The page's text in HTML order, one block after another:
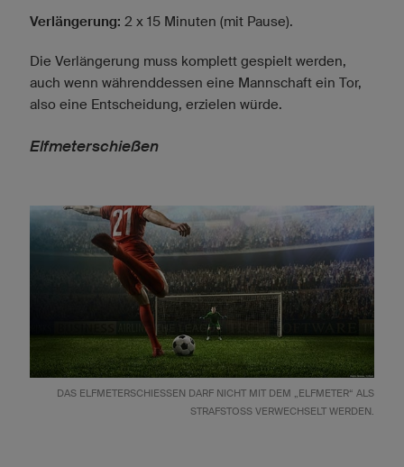
Verlängerung: 2 x 15 Minuten (mit Pause).
Die Verlängerung muss komplett gespielt werden,
auch wenn währenddessen eine Mannschaft ein Tor,
also eine Entscheidung, erzielen würde.
Elfmeterschießen
DAS ELFMETERSCHIESSEN DARF NICHT MIT DEM „ELFMETER“ ALS S
TRAFSTOSS VERWECHSELT WERDEN.